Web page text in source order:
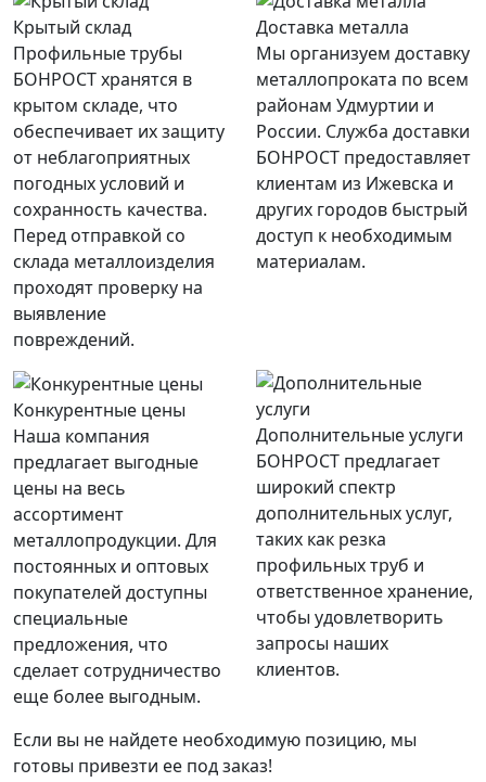
Крытый склад
Профильные трубы
БОНРОСТ хранятся в
крытом складе, что
обеспечивает их защиту
от неблагоприятных
погодных условий и
сохранность качества.
Перед отправкой со
склада металлоизделия
проходят проверку на
выявление
повреждений.
Доставка металла
Мы организуем доставку
металлопроката по всем
районам Удмуртии и
России. Служба доставки
БОНРОСТ предоставляет
клиентам из Ижевска и
других городов быстрый
доступ к необходимым
материалам.
Конкурентные цены
Наша компания
предлагает выгодные
цены на весь
ассортимент
металлопродукции. Для
постоянных и оптовых
покупателей доступны
специальные
предложения, что
сделает сотрудничество
еще более выгодным.
Дополнительные услуги
БОНРОСТ предлагает
широкий спектр
дополнительных услуг,
таких как резка
профильных труб и
ответственное хранение,
чтобы удовлетворить
запросы наших
клиентов.
Если вы не найдете необходимую позицию, мы
готовы привезти ее под заказ!